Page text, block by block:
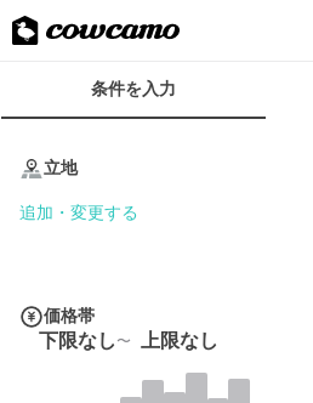
条
条件を入力
立地
追加・変更する
価格帯
下限なし 上限なし